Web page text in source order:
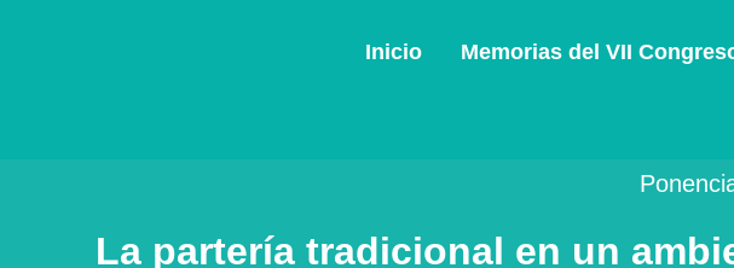
Inicio Memorias del VII
La partería tradicional en un